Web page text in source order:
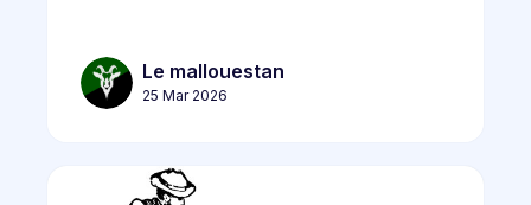
Le mallouestan
25 Mar 2026